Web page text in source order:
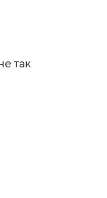
так